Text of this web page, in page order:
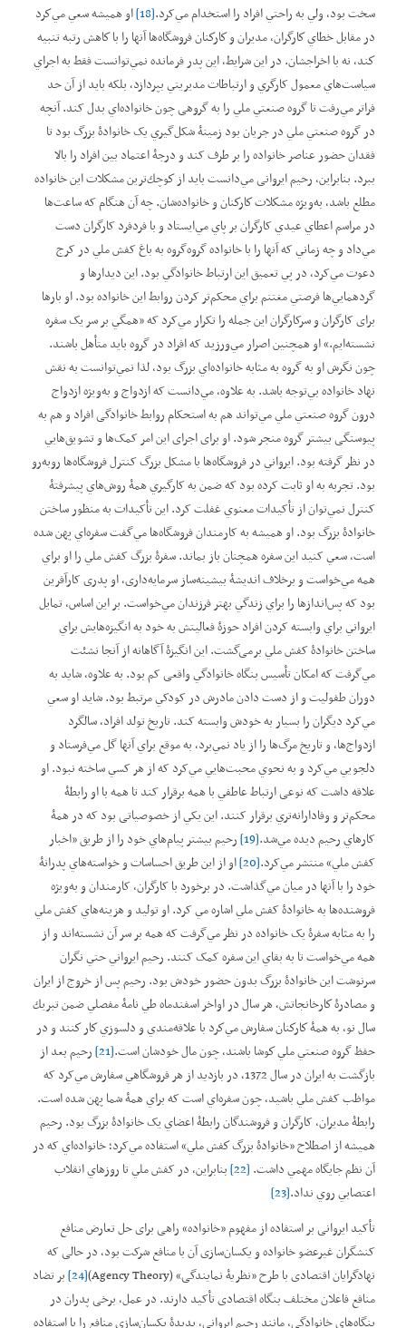
سخت بود، ولي به راحتي افراد را استخدام مي‌کرد.[18]
او هميشه سعي مي‌كرد
در مقابل خطاي كارگران، مديران و كاركنان فروشگاه‌ها آنها را با كاهش رتبه تنبيه
كند، نه با اخراجشان. در اين شرايط، اين پدر فرمانده نمي‌توانست فقط به اجراي
سياست‌هاي معمول کارگري و ارتباطات مديريتي بپردازد، بلکه بايد از آن حد
فراتر مي‌رفت تا گروه صنعتي ملي را به گروهی چون خانواده‌اي بدل کند. آنچه
در گروه صنعتي ملي در جريان بود زمينۀ شکل‌گيري یک خانوادۀ بزرگ بود تا
فقدان حضور عناصر خانواده را بر طرف کند و درجۀ اعتماد بين افراد را بالا
ببرد. بنابراين، رحيم ایروانی مي‌دانست بايد از كوچك‌ترين مشكلات اين خانواده
مطلع باشد، به‌ويژه مشكلات كاركنان و خانواده‌شان. چه آن هنگام که ساعت‌ها
در مراسم اعطاي عيدي کارگران بر پاي مي‌ايستاد و با فرد‌فرد کارگران دست
مي‌داد و چه زماني که آنها را با خانواده گروه‌گروه به باغ کفش ملي در کرج
دعوت مي‌کرد، در پي تعميق اين ارتباط خانوادگي بود. اين ديدارها و
گردهمايي‌ها فرصتي مغتنم براي محکم‌تر کردن روابط اين خانواده بود. او بارها
برای کارگران و سرکارگران اين جمله را تکرار مي‌کرد که ”همگي بر سر يک سفره
نشسته‌ايم.“ او همچنین اصرار مي‌ورزيد که افراد در گروه بايد متأهل باشند.
چون نگرش او به گروه به مثابه خانواده‌اي بزرگ بود، لذا نمي‌توانست به نقش
نهاد خانواده بي‌توجه باشد. به علاوه، مي‌‌دانست که ازدواج و به‌ويژه ازدواج
درون گروه صنعتي ملي مي‌تواند هم به استحکام روابط خانوادگی افراد و هم به
پیوستگی بیشتر گروه منجر شود. او برای اجرای این امر کمک‌ها و تشويق‌هايي
در نظر گرفته بود. ايرواني در فروشگاه‌ها با مشکل بزرگ کنترل فروشگاه‌ها روبه‌رو
بود. تجربه به او ثابت کرده بود که ضمن به کارگيري همۀ روش‌هاي پيشرفتۀ
کنترل نمي‌توان از تأکيدات معنوي غفلت کرد. اين تأکيدات به منظور ساختن
خانوادۀ بزرگ بود. او هميشه به کارمندان فروشگاه‌ها مي‌گفت سفره‌اي پهن شده
است، سعي کنيد اين سفره همچنان باز بماند. سفرۀ بزرگ کفش ملي را او براي
همه مي‌خواست و برخلاف انديشۀ بيشينه‌ساز سرمايه‌داری، او پدری کارآفرين
بود که پس‌اندازها را براي زندگي بهتر فرزندان مي‌خواست. بر اين اساس، تمايل
ايرواني براي وابسته کردن افراد حوزۀ فعاليتش به خود به انگيزه‌هايش براي
ساختن خانوادۀ کفش ملي برمی‌گشت. اين انگيزۀ آگاهانه از آنجا نشئت
مي‌گرفت که امکان تأسيس بنگاه خانوادگي واقعی کم بود. به علاوه، شاید به
دوران طفوليت و از دست دادن مادرش در کودکي مرتبط بود. شايد او سعي
مي‌کرد ديگران را بسیار به خودش وابسته کند. تاریخ تولد افراد، سالگرد
ازدواج‌ها، و تاريخ مرگ‌ها را از ياد نمي‌برد، به موقع براي آنها گل مي‌فرستاد و
دلجويي مي‌کرد و به نحوي محبت‌هايي مي‌کرد که از هر کسي ساخته نبود. او
علاقه داشت که نوعی ارتباط عاطفي با همه برقرار کند تا همه با او رابطۀ
محکم‌تر و وفادارانه‌تري برقرار کنند. این يکي از خصوصياتی بود که در همۀ
کارهاي رحيم ديده مي‌شد.[19]
رحيم بيشتر پيام‌هاي خود را از طريق ”اخبار
کفش ملي“ منتشر مي‌کرد.[20]
او از اين طريق احساسات و خواسته‌هاي پدرانۀ
خود را با آنها در ميان مي‌گذاشت. در برخورد با کارگران، کارمندان و به‌ويژه
فروشنده‌ها به خانوادۀ کفش ملي اشاره مي کرد. او توليد و هزينه‌هاي کفش ملي
را به مثابه سفرۀ يک خانواده در نظر مي‌گرفت که همه بر سر آن نشسته‌اند و از
همه مي‌خواست تا به بقاي اين سفره کمک کنند. رحيم ايرواني حتي نگران
سرنوشت اين خانوادۀ بزرگ بدون حضور خودش بود. رحيم پس از خروج از ايران
و مصادرۀ كارخانجاتش، هر سال در اواخر اسفندماه طي نامۀ مفصلي ضمن تبريك
سال نو، به ‌همۀ كاركنان سفارش مي‌كرد با علاقه‌مندي و دلسوزي كار كنند و در
حفظ گروه صنعتي ملي كوشا باشند، چون مال خودشان است.[21]
رحيم بعد از
بازگشت به ايران در سال 1372، در بازدید از هر فروشگاهي سفارش مي‌کرد که
مواظب کفش ملي باشيد، چون سفره‌اي است که براي همۀ شما پهن شده است.
رابطۀ مديران، کارگران و فروشندگان رابطۀ اعضاي يک خانوادۀ بزرگ بود. رحيم
هميشه از اصطلاح ”خانوادۀ بزرگ كفش ملي“ استفاده مي‌کرد؛ خانواده‌اي که در
آن نظم جايگاه مهمي داشت. [22]
بنابراين، در کفش ملي تا روزهاي انقلاب
اعتصابي روي نداد.[23]
تأکید ایروانی بر استفاده از مفهوم ”خانواده“ راهی برای حل تعارض منافع
کنشگران غیرعضو خانواده و یکسان‌سازی آن با منافع شرکت بود، در حالی‌ که
نهادگرایان اقتصادی با طرح ”نظریۀ نمایندگی“ (Agency Theory)
[24]
بر تضاد
منافع فاعلان مختلف بنگاه اقتصادی تأکید دارند. در عمل، برخی پدران در
بنگاه‌های خانوادگی، مانند رحیم ایروانی، پدیدۀ یکسان‌سازی منافع را با استفاده